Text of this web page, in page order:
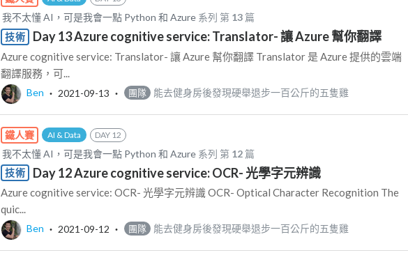
我不太懂 AI，可是我會一點 Python 和 Azure 系列 第 13 篇
技術
Day 13 Azure cognitive service: Translator- 讓 Azure 幫你翻譯
Azure cognitive service: Translator- 讓 Azure 幫你翻譯 Translator 是 Azure 提供的雲端
翻譯服務，可...
Ben ‧ 2021-09-13 ‧ 團隊 能去健身房後發現硬舉退步一百公斤的五隻雞
鐵人賽 AI & Data DAY 12
我不太懂 AI，可是我會一點 Python 和 Azure 系列 第 12 篇
技術
Day 12 Azure cognitive service: OCR- 光學字元辨識
Azure cognitive service: OCR- 光學字元辨識 OCR- Optical Character Recognition The
quic...
Ben ‧ 2021-09-12 ‧ 團隊 能去健身房後發現硬舉退步一百公斤的五隻雞